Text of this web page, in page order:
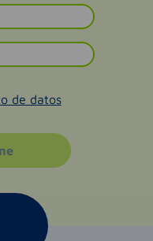
de datos